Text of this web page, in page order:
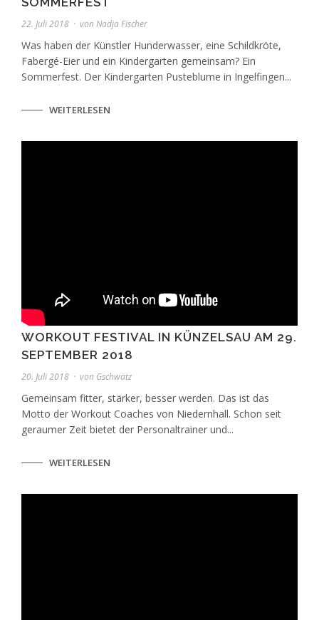
22. Juli 2018 von Nadja Fischer
Was haben der Künstler Hunderwasser, eine Schildkröte,
Fabergé-Eier und ein Kindergarten gemeinsam? Ein
Sommerfest. Der Kindergarten Pusteblume in Ingelfingen...
WEITERLESEN
WORKOUT FESTIVAL IN KÜNZELSAU AM 29.
SEPTEMBER 2018
20. Juli 2018 von Gschwätz
Gemeinsam fitter, stärker, besser werden. Das ist das
Motto der Workout Coaches von Niedernhall. Schon seit
geraumer Zeit bietet der Personaltrainer und...
WEITERLESEN